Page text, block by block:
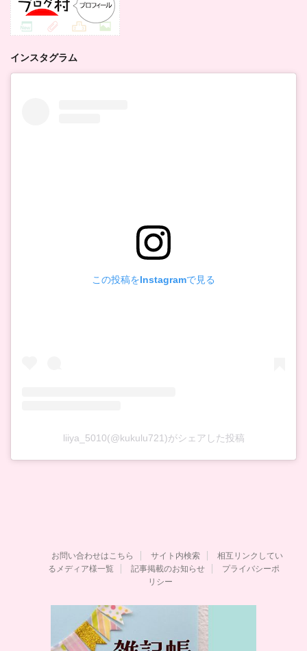
インスタグラム
この投稿をInstagramで見る
liiya_5010(@kukulu721)がシェアした投稿
お問い合わせはこちら サイト内検索
相互リンクしてい
るメディア様一覧
記事掲載のお知らせ
プライバシーポ
リシー